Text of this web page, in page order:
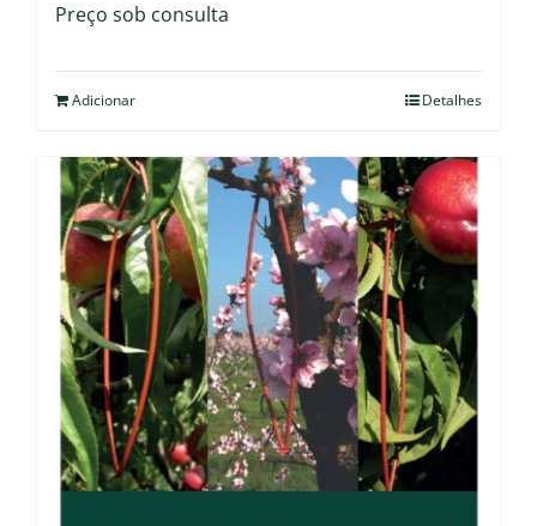
Preço sob consulta
Adicionar Detalhes